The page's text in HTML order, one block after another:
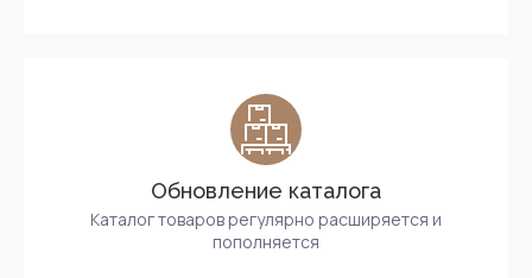
Обновление каталога
Каталог товаров регулярно расширяется и
пополняется